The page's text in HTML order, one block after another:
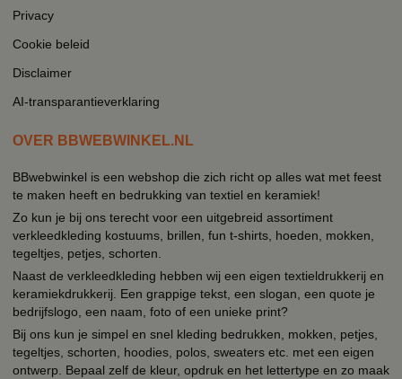
Privacy
Cookie beleid
Disclaimer
AI-transparantieverklaring
OVER BBWEBWINKEL.NL
BBwebwinkel is een webshop die zich richt op alles wat met feest
te maken heeft en bedrukking van textiel en keramiek!
Zo kun je bij ons terecht voor een uitgebreid assortiment
verkleedkleding kostuums, brillen, fun t-shirts, hoeden, mokken,
tegeltjes, petjes, schorten.
Naast de verkleedkleding hebben wij een eigen textieldrukkerij en
keramiekdrukkerij. Een grappige tekst, een slogan, een quote je
bedrijfslogo, een naam, foto of een unieke print?
Bij ons kun je simpel en snel kleding bedrukken, mokken, petjes,
tegeltjes, schorten, hoodies, polos, sweaters etc. met een eigen
ontwerp. Bepaal zelf de kleur, opdruk en het lettertype en zo maak